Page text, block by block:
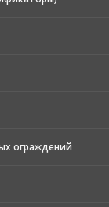
ограждений